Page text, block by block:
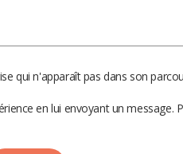
qui n'apparaît pas dans son
en lui envoyant un message.